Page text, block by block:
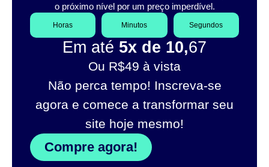
o próximo nível por um preço imperdível.
Horas Minutos Segundos
Em até 5x de 10,67
Ou R$49 à vista
Não perca tempo! Inscreva-se
agora e comece a transformar seu
site hoje mesmo!
Compre agora!